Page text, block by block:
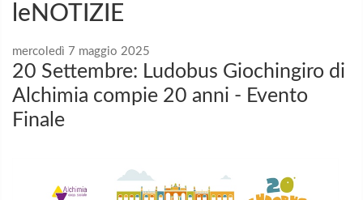
leNOTIZIE
mercoledì 7 maggio 2025
20 Settembre: Ludobus Giochingiro di
Alchimia compie 20 anni - Evento
Finale